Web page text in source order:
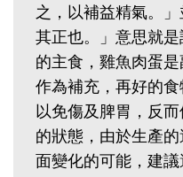
之，以補益精氣。
其正也。」意思就
的主食，雞魚肉蛋
作為補充，再好的
以免傷及脾胃，反
的狀態，由於生產
面變化的可能，建